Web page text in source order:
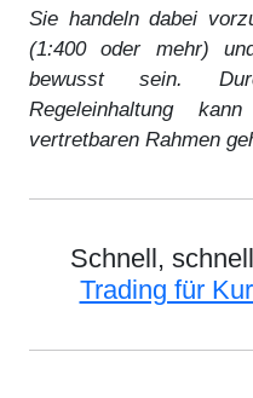
Sie handeln dabei
(1:400 oder mehr)
bewusst sein.
Regeleinhaltung
vertretbaren Rahmen
Schnell,
Trading für